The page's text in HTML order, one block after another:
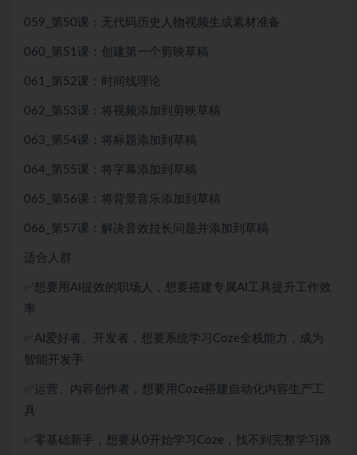
059_第50课：无代码历史人物视频生成素材准备
060_第51课：创建第一个剪映草稿
061_第52课：时间线理论
062_第53课：将视频添加到剪映草稿
063_第54课：将标题添加到草稿
064_第55课：将字幕添加到草稿
065_第56课：将背景音乐添加到草稿
066_第57课：解决音效拉长问题并添加到草稿
适合人群
✅想要用AI提效的职场人，想要搭建专属AI工具提升工作效
率
✅AI爱好者、开发者，想要系统学习Coze全栈能力，成为
智能开发手
✅运营、内容创作者，想要用Coze搭建自动化内容生产工
具
✅零基础新手，想要从0开始学习Coze，找不到完整学习路